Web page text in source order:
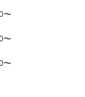
〜
〜
〜